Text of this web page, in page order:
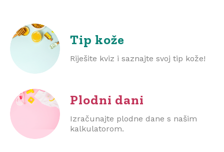
Tip kože
Riješite kviz i saznajte svoj tip kože!
Plodni dani
Izračunajte plodne dane s našim
kalkulatorom.